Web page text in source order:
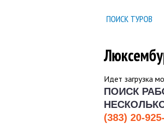
ПОИСК ТУРОВ
Идет загрузка
ПОИСК
(383) 20-